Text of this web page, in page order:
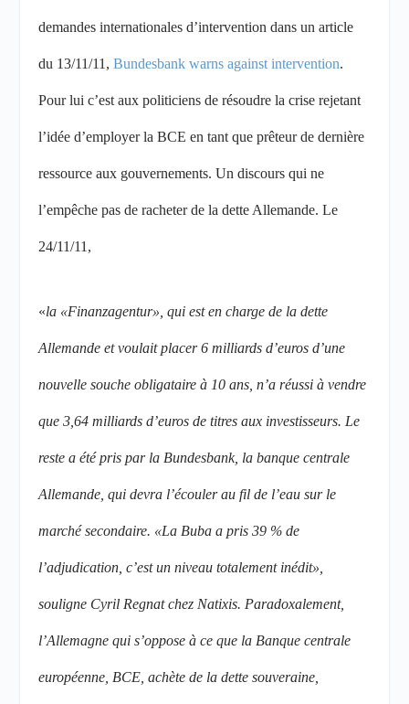
demandes internationales d’intervention dans un article
du 13/11/11,Bundesbank warns against intervention.
Pour lui c’est aux politiciens de résoudre la crise rejetant
l’idée d’employer la BCE en tant que prêteur de dernière
ressource aux gouvernements. Un discours qui ne
l’empêche pas de racheter de la dette Allemande. Le
24/11/11,
«la «Finanzagentur», qui est en charge de la dette
Allemande et voulait placer 6 milliards d’euros d’une
nouvelle souche obligataire à 10 ans, n’a réussi à vendre
que 3,64 milliards d’euros de titres aux investisseurs. Le
reste a été pris par la Bundesbank, la banque centrale
Allemande, qui devra l’écouler au fil de l’eau sur le
marché secondaire. «La Buba a pris 39 % de
l’adjudication, c’est un niveau totalement inédit»,
souligne Cyril Regnat chez Natixis. Paradoxalement,
l’Allemagne qui s’oppose à ce que la Banque centrale
européenne, BCE, achète de la dette souveraine,